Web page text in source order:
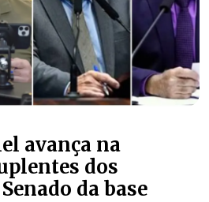
avança na
dos
da base